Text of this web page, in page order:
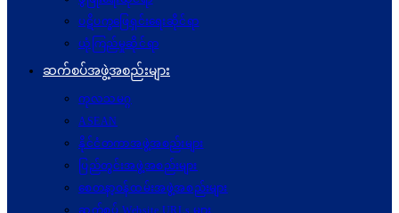
ပဋိပက္ခ‌ဖြေရှင်းရေးဆိုင်ရာ
ယုံကြည်မှုဆိုင်ရာ
ဆက်စပ်အဖွဲ့အစည်းများ
ကုလသမဂ္ဂ
ASEAN
နိုင်ငံတကာအဖွဲ့အစည်းများ
ပြည်တွင်းအဖွဲ့အစည်းများ
စေတနာ့ဝန်ထမ်းအဖွဲ့အစည်းများ
ဆက်စပ် Website URLs များ